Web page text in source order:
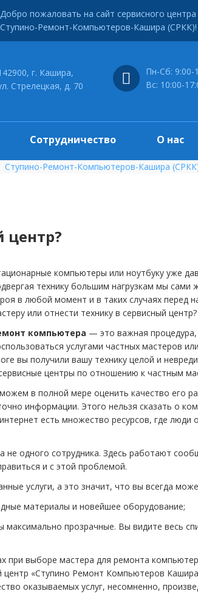
г. Кашира,
Стрелецкая, д. 70
Пн-Сб: 9:00-
Вс: 10:00-
Сотрудничество О нас
Добро пожаловать на сайт сервисного центра
Ступино-Ремонт-Компьютеров-Кашира (СРКК)!
Ступино-Ремонт-Компьютеров-Кашира
центр?
компьютеры или ноутбуку уже
технику большим нагрузкам мы
в любой момент и в таких случаях перед
или отнести технику в сервисный центр?
компьютера — это важная
услугами частных мастеров
вы получили вашу технику целой и
центры по отношению к частным
в полной мере оценить качество его
информации. Этого нельзя сказать о
есть множество ресурсов, где
одного сотрудника. Здесь работают
и с этой проблемой.
услуги, а это значит, что вы всегда
материалы и новейшее оборудование;
прозрачные. Вы видите весь
при выборе мастера для ремонта
«Ступино Ремонт Компьютеров
оказываемых услуг, несомненно,